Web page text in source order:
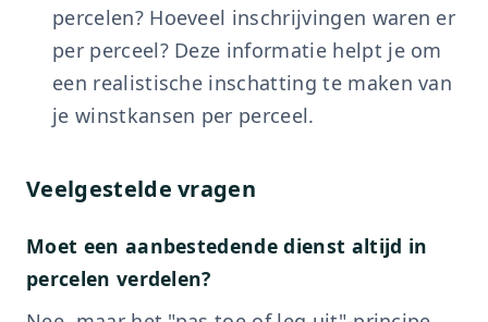
percelen? Hoeveel inschrijvingen waren er
per perceel? Deze informatie helpt je om
een realistische inschatting te maken van
je winstkansen per perceel.
Veelgestelde vragen
Moet een aanbestedende dienst altijd in
percelen verdelen?